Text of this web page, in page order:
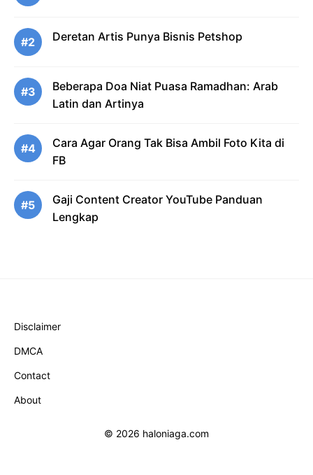
#2 Deretan Artis Punya Bisnis Petshop
#3
Beberapa Doa Niat Puasa Ramadhan: Arab
Latin dan Artinya
#4
Cara Agar Orang Tak Bisa Ambil Foto Kita di
FB
#5
Gaji Content Creator YouTube Panduan
Lengkap
Disclaimer
DMCA
Contact
About
© 2026 haloniaga.com